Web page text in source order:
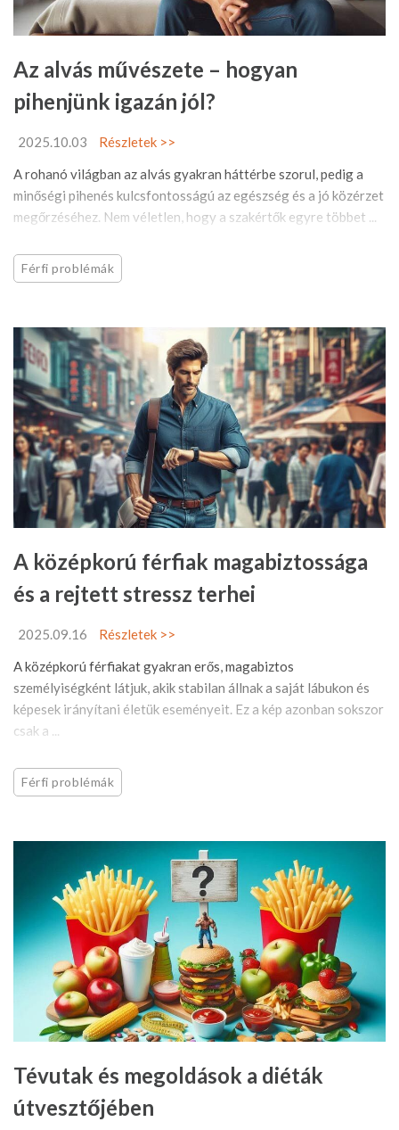
Az alvás művészete – hogyan
pihenjünk igazán jól?
2025.10.03
Részletek >>
A rohanó világban az alvás gyakran háttérbe szorul, pedig a
minőségi pihenés kulcsfontosságú az egészség és a jó közérzet
megőrzéséhez. Nem véletlen, hogy a szakértők egyre többet ...
Férfi problémák
A középkorú férfiak magabiztossága
és a rejtett stressz terhei
2025.09.16
Részletek >>
A középkorú férfiakat gyakran erős, magabiztos
személyiségként látjuk, akik stabilan állnak a saját lábukon és
képesek irányítani életük eseményeit. Ez a kép azonban sokszor
csak a ...
Férfi problémák
Tévutak és megoldások a diéták
útvesztőjében